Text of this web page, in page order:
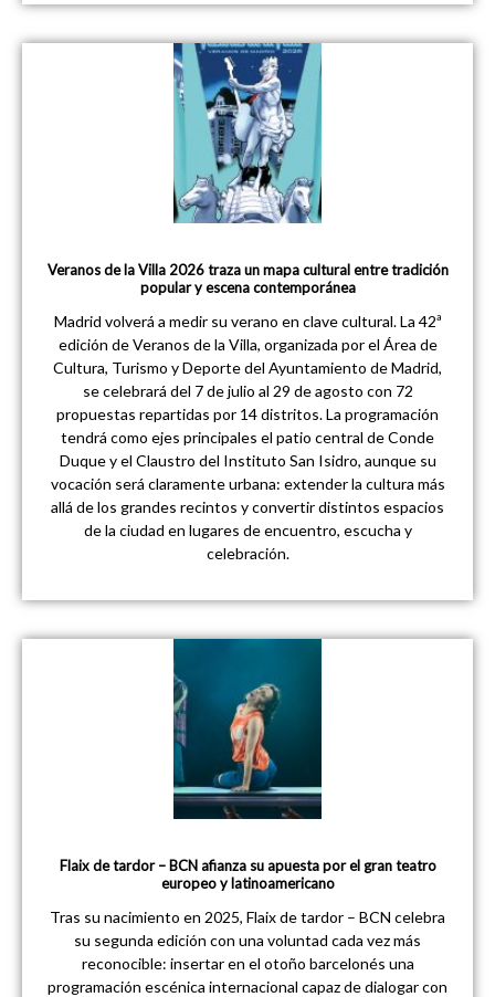
Veranos de la Villa 2026 traza un mapa cultural entre tradición
popular y escena contemporánea
Madrid volverá a medir su verano en clave cultural. La 42ª
edición de Veranos de la Villa, organizada por el Área de
Cultura, Turismo y Deporte del Ayuntamiento de Madrid,
se celebrará del 7 de julio al 29 de agosto con 72
propuestas repartidas por 14 distritos. La programación
tendrá como ejes principales el patio central de Conde
Duque y el Claustro del Instituto San Isidro, aunque su
vocación será claramente urbana: extender la cultura más
allá de los grandes recintos y convertir distintos espacios
de la ciudad en lugares de encuentro, escucha y
celebración.
Flaix de tardor – BCN afianza su apuesta por el gran teatro
europeo y latinoamericano
Tras su nacimiento en 2025, Flaix de tardor – BCN celebra
su segunda edición con una voluntad cada vez más
reconocible: insertar en el otoño barcelonés una
programación escénica internacional capaz de dialogar con